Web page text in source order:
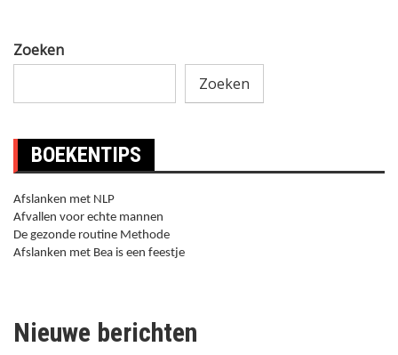
Zoeken
Zoeken
BOEKENTIPS
Afslanken met NLP
Afvallen voor echte mannen
De gezonde routine Methode
Afslanken met Bea is een feestje
Nieuwe berichten